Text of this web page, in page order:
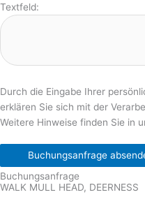
Textfeld:
Durch die Eingabe Ihrer
erklären Sie sich mit der
Weitere Hinweise finden Sie in
Buchungsanfrage
Buchungsanfrage
WALK MULL HEAD, DEERNESS